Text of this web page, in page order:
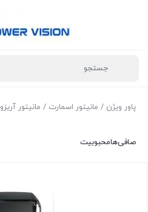
پاور ویژن / مانیتور اسمارت / مانیتور آریزو 5
صافی‌هامحبوبیت